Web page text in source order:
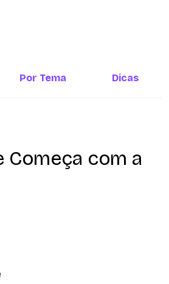
Por Tema Dicas
Começa com a